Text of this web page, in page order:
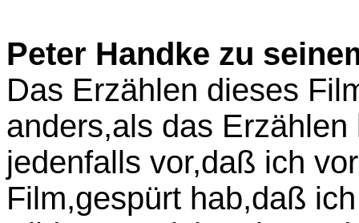
Peter Handke zu
Das Erzählen dieses
anders,als das
jedenfalls vor,daß ich
Film,gespürt hab,daß